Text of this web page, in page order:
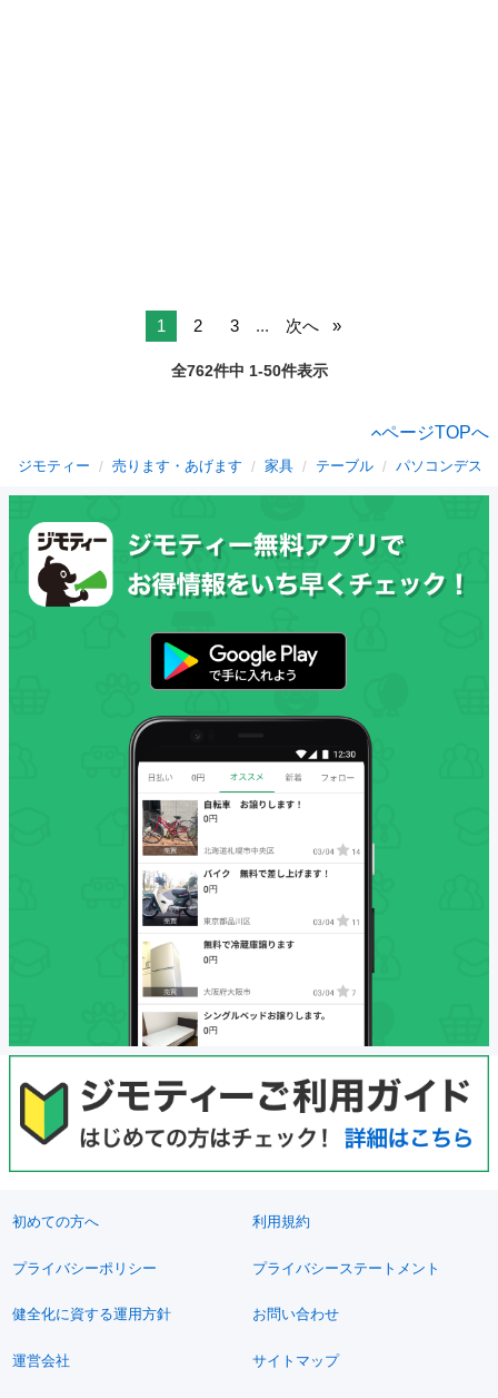
1 2 3 ... 次へ
全762件中 1-50件表示
ページTOPへ
ジモティー 売ります・あげます 家具 テーブル パソコンデスク
初めての方へ 利用規約
プライバシーポリシー プライバシーステートメント
健全化に資する運用方針 お問い合わせ
運営会社 サイトマップ